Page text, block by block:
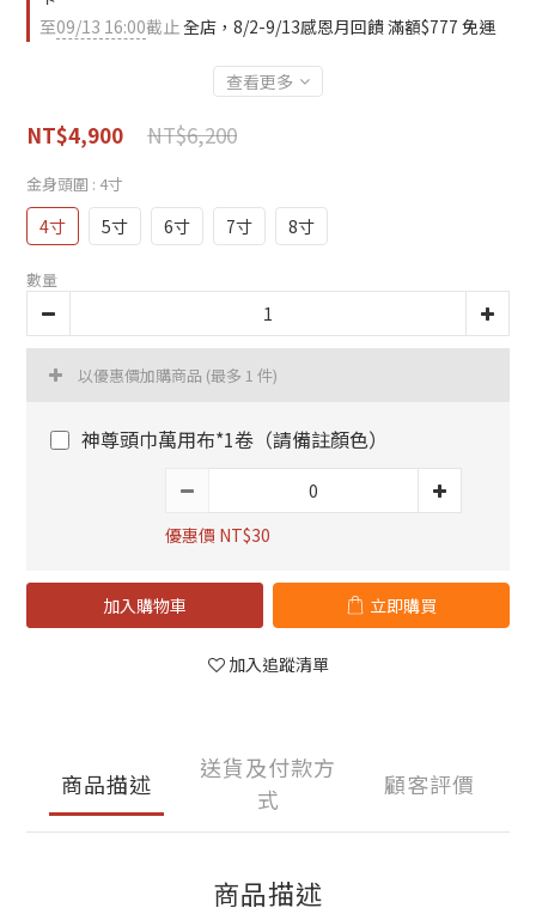
至09/13 16:00截止全店，8/2-9/13感恩月回饋 滿額$777 免運
查看更多
NT$6,200
NT$4,900
金身頭圍 : 4寸
4寸 5寸 6寸 7寸 8寸
數量
以優惠價加購商品 (最多 1 件)
神尊頭巾萬用布*1卷（請備註顏色）
優惠價 NT$30
加入購物車 立即購買
加入追蹤清單
商品描述
送貨及付款方
式
顧客評價
商品描述